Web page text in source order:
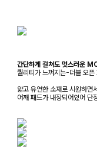
간단하게 걸쳐도 멋스러운
퀄리티가 느껴지는-더블 오픈
얇고 유연한 소재로 시원하면
어깨 패드가 내장되어있어 단